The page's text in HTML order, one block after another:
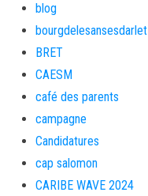
blog
bourgdelesansesdarlet
BRET
CAESM
café des parents
campagne
Candidatures
cap salomon
CARIBE WAVE 2024